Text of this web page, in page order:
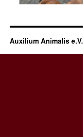
Auxilium Animalis e.V.